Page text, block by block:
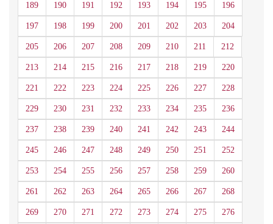
189 190 191 192 193 194 195 196
197 198 199 200 201 202 203 204
205 206 207 208 209 210 211 212
213 214 215 216 217 218 219 220
221 222 223 224 225 226 227 228
229 230 231 232 233 234 235 236
237 238 239 240 241 242 243 244
245 246 247 248 249 250 251 252
253 254 255 256 257 258 259 260
261 262 263 264 265 266 267 268
269 270 271 272 273 274 275 276